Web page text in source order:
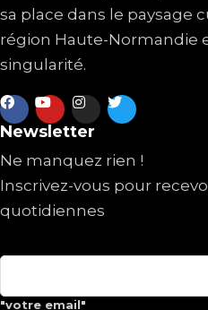
sa place dans le paysage
région Haute-Normandie
singularité.
Newsletter
Ne manquez rien !
Inscrivez-vous pour
quotidiennes
"votre email"